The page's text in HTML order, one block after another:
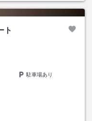
ト
駐車場あり